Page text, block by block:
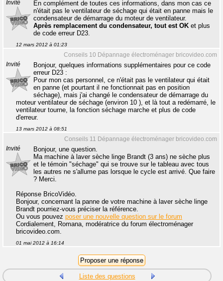
Invité
En complément de toutes ces informations, dans mon cas ce
n'était pas le ventilateur de séchage qui était en panne mais le
condensateur de démarrage du moteur de ventilateur.
Après remplacement du condensateur, tout est OK et plus
de code erreur D23.
12 mars 2012 à 01:23
Conseils 10 Dépannage électroménager bricovideo.com
Invité
Bonjour, quelques informations supplémentaires pour ce code
erreur D23 :
Pour mon cas personnel, ce n'était pas le ventilateur qui était
en panne (et pourtant il ne fonctionnait pas en position
séchage), mais j'ai changé le condensateur de démarrage du
moteur ventilateur de séchage (environ 10 ), et là tout a redémarré, le
ventilateur tourne, la fonction séchage marche et plus de code
d'erreur.
13 mars 2012 à 08:51
Conseils 11 Dépannage électroménager bricovideo.com
Invité
Bonjour, une question.
Ma machine à laver sèche linge Brandt (3 ans) ne sèche plus
et le témoin "séchage" qui se trouve sur le tableau avec tous
les autres ne s'allume pas lorsque le cycle est arrivé. Que faire
? Merci.
Réponse BricoVidéo.
Bonjour, concernant la panne de votre machine à laver sèche linge
Brandt pourriez-vous préciser la référence.
Ou vous pouvez poser une nouvelle question sur le forum
Cordialement, Romana, modératrice du forum électroménager
bricovideo.com.
01 mai 2012 à 16:14
Liste des questions